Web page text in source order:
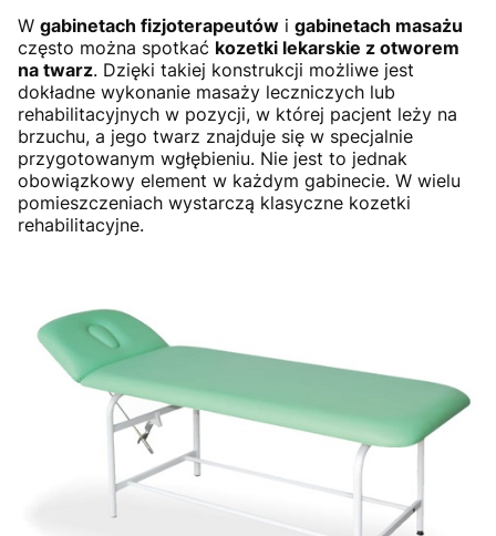
W gabinetach fizjoterapeutów i gabinetach masażu
często można spotkać kozetki lekarskie z otworem
na twarz. Dzięki takiej konstrukcji możliwe jest
dokładne wykonanie masaży leczniczych lub
rehabilitacyjnych w pozycji, w której pacjent leży na
brzuchu, a jego twarz znajduje się w specjalnie
przygotowanym wgłębieniu. Nie jest to jednak
obowiązkowy element w każdym gabinecie. W wielu
pomieszczeniach wystarczą klasyczne kozetki
rehabilitacyjne.